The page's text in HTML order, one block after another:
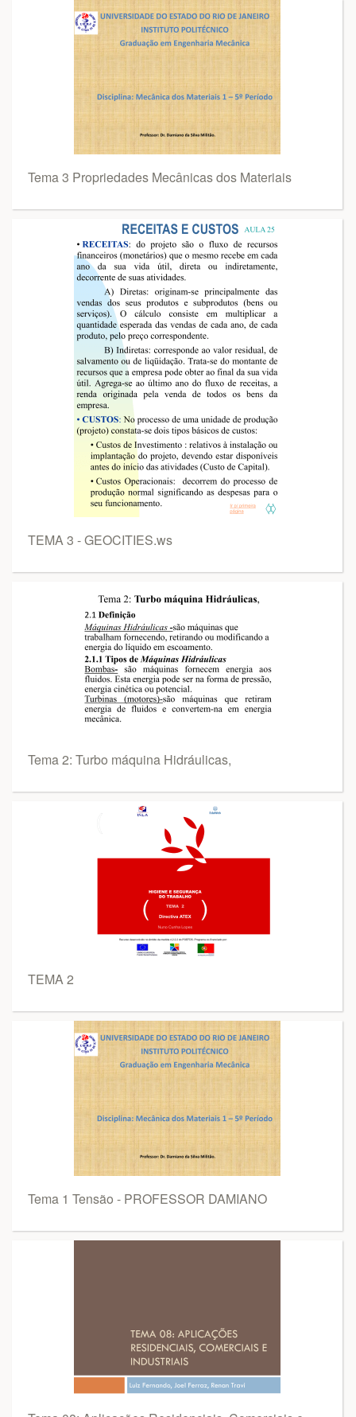
Tema 3 Propriedades Mecânicas dos Materiais
TEMA 3 - GEOCITIES.ws
Tema 2: Turbo máquina Hidráulicas,
TEMA 2
Tema 1 Tensão - PROFESSOR DAMIANO